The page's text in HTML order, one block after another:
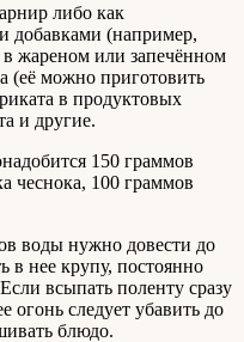
либо как
добавками (например,
жареном или запечённом
(её можно приготовить
в продуктовых
и другие.
150 граммов
чеснока, 100 граммов
воды нужно довести до
в нее крупу, постоянно
всыпать поленту сразу
следует убавить до
блюдо.